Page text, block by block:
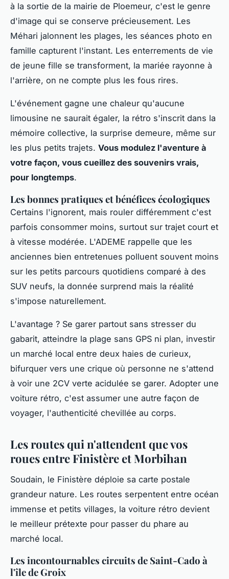
à la sortie de la mairie de Ploemeur, c'est le genre
d'image qui se conserve précieusement. Les
Méhari jalonnent les plages, les séances photo en
famille capturent l'instant. Les enterrements de vie
de jeune fille se transforment, la mariée rayonne à
l'arrière, on ne compte plus les fous rires.
L'événement gagne une chaleur qu'aucune
limousine ne saurait égaler, la rétro s'inscrit dans la
mémoire collective, la surprise demeure, même sur
les plus petits trajets. Vous modulez l'aventure à
votre façon, vous cueillez des souvenirs vrais,
pour longtemps.
Les bonnes pratiques et bénéfices écologiques
Certains l'ignorent, mais rouler différemment c'est
parfois consommer moins, surtout sur trajet court et
à vitesse modérée. L'ADEME rappelle que les
anciennes bien entretenues polluent souvent moins
sur les petits parcours quotidiens comparé à des
SUV neufs, la donnée surprend mais la réalité
s'impose naturellement.
L'avantage ? Se garer partout sans stresser du
gabarit, atteindre la plage sans GPS ni plan, investir
un marché local entre deux haies de curieux,
bifurquer vers une crique où personne ne s'attend
à voir une 2CV verte acidulée se garer. Adopter une
voiture rétro, c'est assumer une autre façon de
voyager, l'authenticité chevillée au corps.
Les routes qui n'attendent que vos
roues entre Finistère et Morbihan
Soudain, le Finistère déploie sa carte postale
grandeur nature. Les routes serpentent entre océan
immense et petits villages, la voiture rétro devient
le meilleur prétexte pour passer du phare au
marché local.
Les incontournables circuits de Saint-Cado à
l'île de Groix